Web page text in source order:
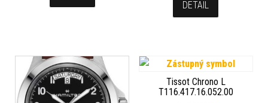
DETAIL
Tissot Chrono L
T116.417.16.052.00